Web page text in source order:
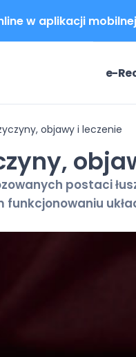
w aplikacji mobilnej
e-
objawy i leczenie
postaci